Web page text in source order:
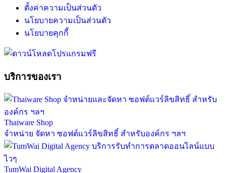
ตั้งค่าความเป็นส่วนตัว
นโยบายความเป็นส่วนตัว
นโยบายคุกกี้
บริการของเรา
Thaiware Shop
จำหน่าย จัดหา ซอฟต์แวร์ลิขสิทธิ์ สำหรับองค์กร ฯลฯ
TumWai Digital Agency